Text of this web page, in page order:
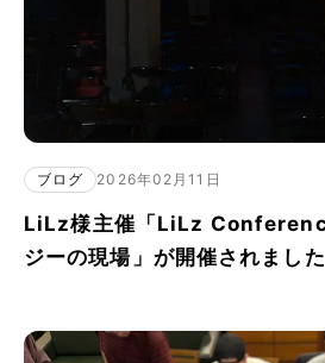
ブログ 2026年02月11日
LiLz様主催「LiLz
ジーの現場」が開催されました